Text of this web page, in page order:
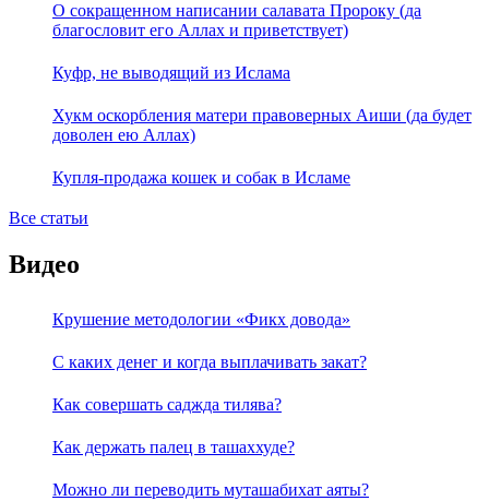
О сокращенном написании салавата Пророку (да
благословит его Аллах и приветствует)
Куфр, не выводящий из Ислама
Хукм оскорбления матери правоверных Аиши (да будет
доволен ею Аллах)
Купля-продажа кошек и собак в Исламе
Все статьи
Видео
Крушение методологии «Фикх довода»
С каких денег и когда выплачивать закат?
Как совершать саджда тилява?
Как держать палец в ташаххуде?
Можно ли переводить муташабихат аяты?